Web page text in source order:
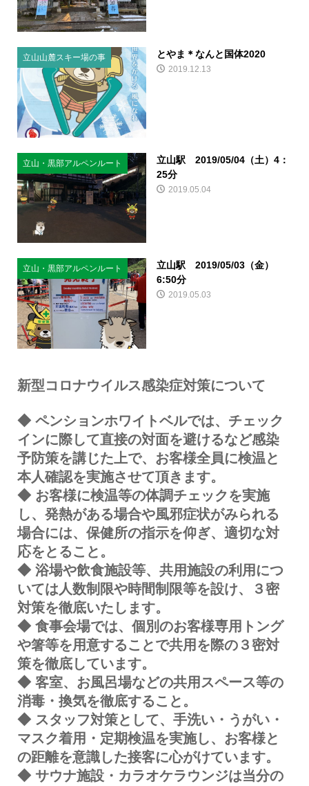
立山山麓スキー場の事 とやま＊なんと国体2020
2019.12.13
立山・黒部アルペンルート
立山駅 2019/05/04（土）4：
25分
2019.05.04
立山・黒部アルペンルート
立山駅 2019/05/03（金）
6:50分
2019.05.03
新型コロナウイルス感染症対策について
◆ ペンションホワイトベルでは、チェック
インに際して直接の対面を避けるなど感染
予防策を講じた上で、お客様全員に検温と
本人確認を実施させて頂きます。
◆ お客様に検温等の体調チェックを実施
し、発熱がある場合や風邪症状がみられる
場合には、保健所の指示を仰ぎ、適切な対
応をとること。
◆ 浴場や飲食施設等、共用施設の利用につ
いては人数制限や時間制限等を設け、３密
対策を徹底いたします。
◆ 食事会場では、個別のお客様専用トング
や箸等を用意することで共用を際の３密対
策を徹底しています。
◆ 客室、お風呂場などの共用スペース等の
消毒・換気を徹底すること。
◆ スタッフ対策として、手洗い・うがい・
マスク着用・定期検温を実施し、お客様と
の距離を意識した接客に心がけています。
◆ サウナ施設・カラオケラウンジは当分の